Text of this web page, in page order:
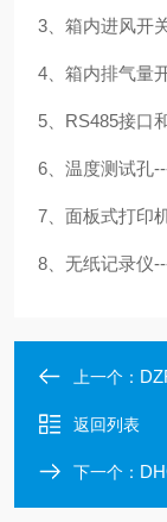
3、箱内进风开
4、箱内排气量
5、RS485接口
6、温度测试孔
7、面板式打印
8、无纸记录仪
上一个：
返回列表
下一个：